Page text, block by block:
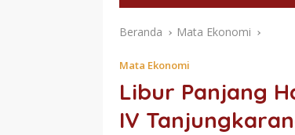
Beranda Mata Ekonomi
Mata Ekonomi
Libur Panjang
IV